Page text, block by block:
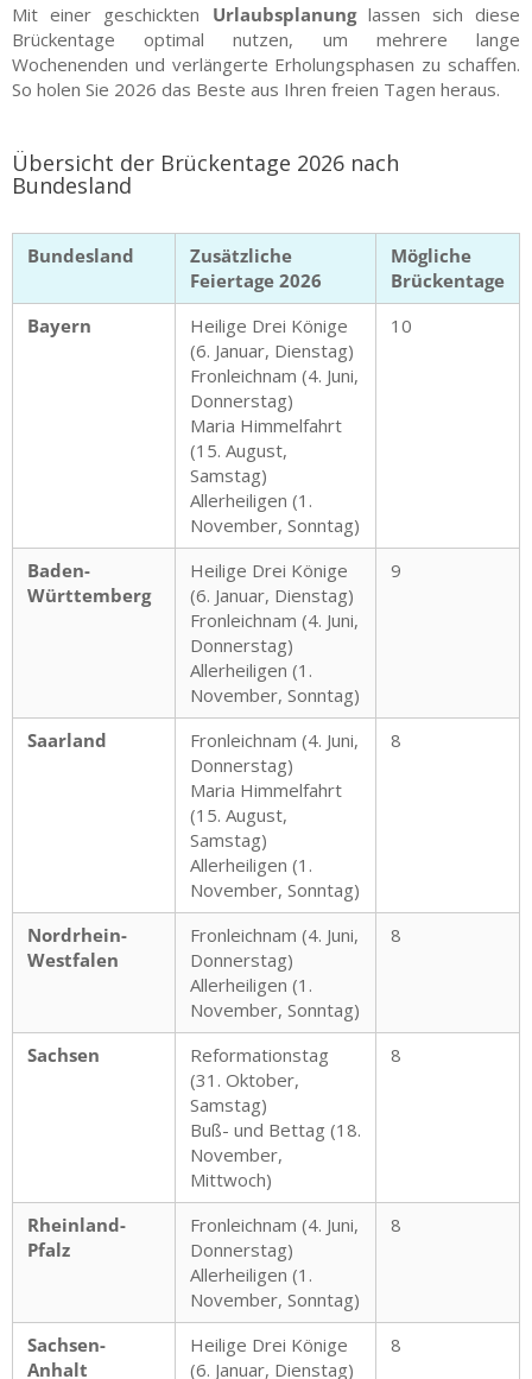
Mit einer geschickten Urlaubsplanunglassen sich diese
Brückentage optimal nutzen, um mehrere lange
Wochenenden und verlängerte Erholungsphasen zu schaffen.
So holen Sie 2026 das Beste aus Ihren freien Tagen heraus.
Übersicht der Brückentage 2026 nach
Bundesland
Bundesland
Zusätzliche
Feiertage 2026
Mögliche
Brückentage
Bayern
Heilige Drei Könige
(6. Januar, Dienstag)
Fronleichnam (4. Juni,
Donnerstag)
Maria Himmelfahrt
(15. August,
Samstag)
Allerheiligen (1.
November, Sonntag)
10
Baden-
Württemberg
Heilige Drei Könige
(6. Januar, Dienstag)
Fronleichnam (4. Juni,
Donnerstag)
Allerheiligen (1.
November, Sonntag)
9
Saarland
Fronleichnam (4. Juni,
Donnerstag)
Maria Himmelfahrt
(15. August,
Samstag)
Allerheiligen (1.
November, Sonntag)
8
Nordrhein-
Westfalen
Fronleichnam (4. Juni,
Donnerstag)
Allerheiligen (1.
November, Sonntag)
8
Sachsen
Reformationstag
(31. Oktober,
Samstag)
Buß- und Bettag (18.
November,
Mittwoch)
8
Rheinland-
Pfalz
Fronleichnam (4. Juni,
Donnerstag)
Allerheiligen (1.
November, Sonntag)
8
Sachsen-
Anhalt
Heilige Drei Könige
(6. Januar, Dienstag)
8